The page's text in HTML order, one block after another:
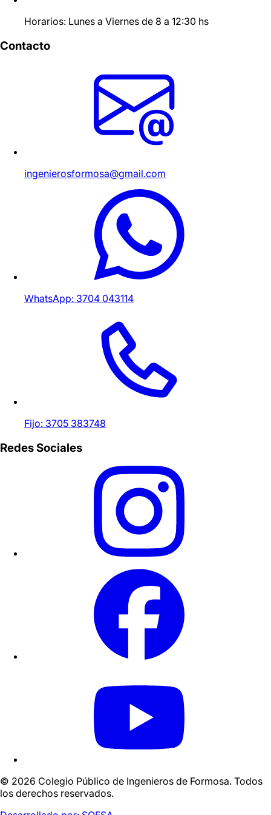
Horarios: Lunes a Viernes de 8 a 12:30 hs
Contacto
ingenierosformosa@gmail.com
WhatsApp: 3704 043114
Fijo: 3705 383748
Redes Sociales
© 2026 Colegio Público de Ingenieros de Formosa. Todos
los derechos reservados.